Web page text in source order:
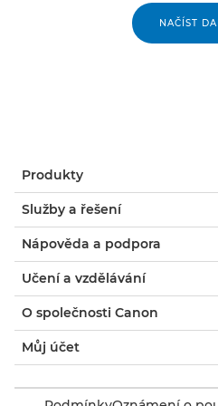
NAČÍST
Produkty
Služby a řešení
Nápověda a podpora
Učení a vzdělávání
O společnosti Canon
Můj účet